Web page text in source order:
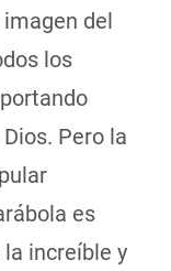
del
los
Pero la
es
increíble y